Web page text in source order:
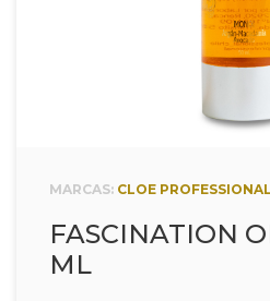
MARCAS: CLOE PROFESSIONAL
FASCINATION
ML